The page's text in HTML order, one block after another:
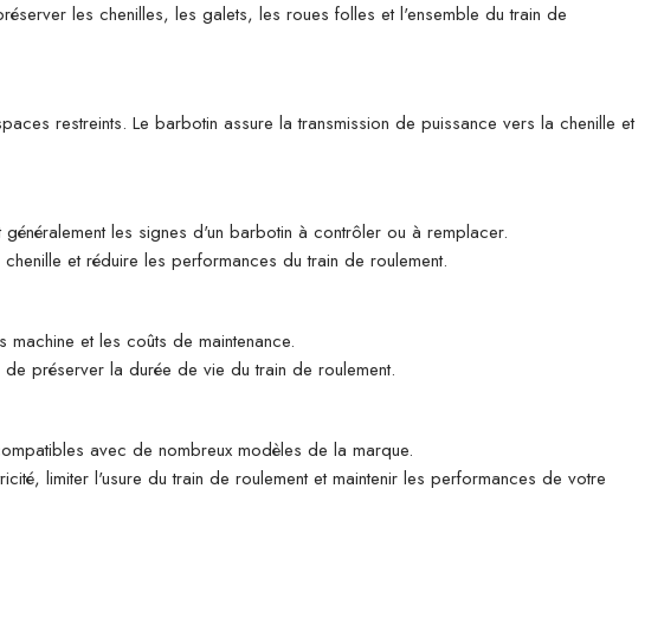
les chenilles, les galets, les roues folles et l'ensemble du train de
restreints. Le barbotin assure la transmission de puissance vers la chenille et
les signes d'un barbotin à contrôler ou à remplacer.
et réduire les performances du train de roulement.
et les coûts de maintenance.
préserver la durée de vie du train de roulement.
avec de nombreux modèles de la marque.
limiter l'usure du train de roulement et maintenir les performances de votre